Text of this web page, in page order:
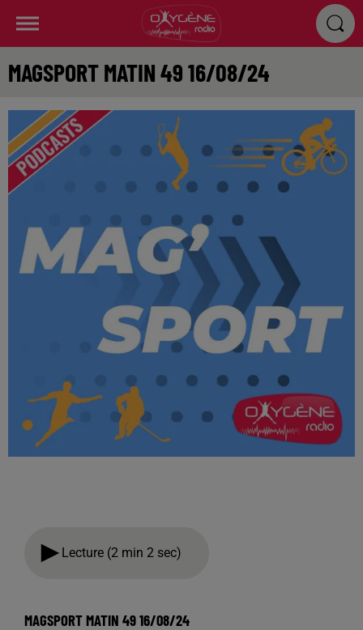
MAGSPORT MATIN 49 16/08/24
Lecture (2 min 2 sec)
MAGSPORT MATIN 49 16/08/24